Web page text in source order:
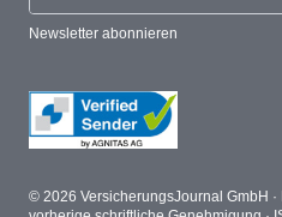
Newsletter abonnieren
© 2026 VersicherungsJournal GmbH